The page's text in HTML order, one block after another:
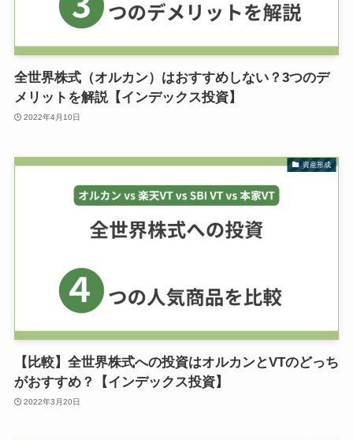
全世界株式（オルカン）はおすすめしない？3つのデ
メリットを解説【インデックス投資】
2022年4月10日
資産形成
【比較】全世界株式への投資はオルカンとVTのどっち
がおすすめ？【インデックス投資】
2022年3月20日